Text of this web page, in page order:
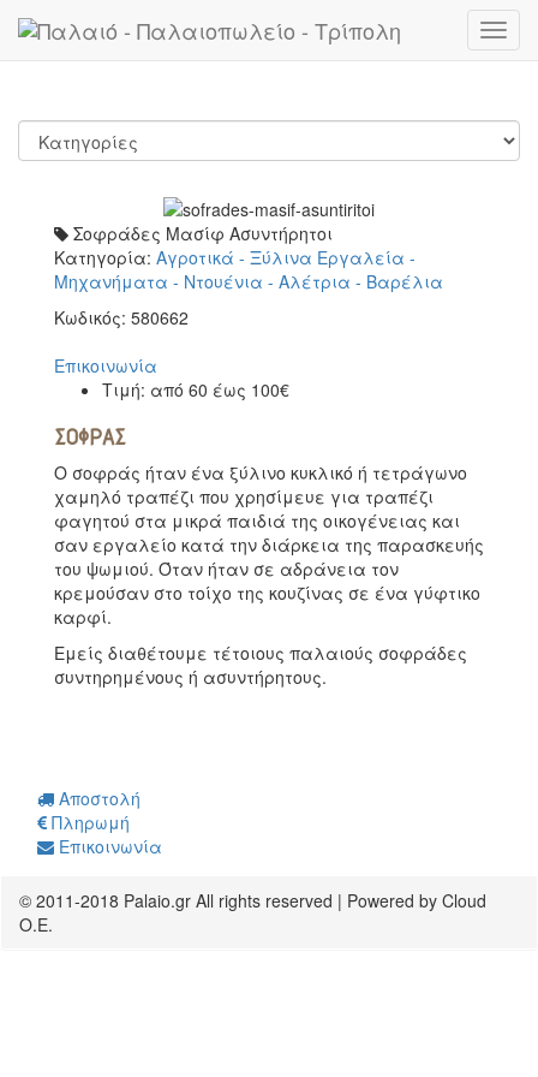
Σοφράδες Μασίφ Ασυντήρητοι
Κατηγορία: Αγροτικά - Ξύλινα Εργαλεία -
Μηχανήματα - Ντουένια - Αλέτρια - Βαρέλια
Κωδικός: 580662
Επικοινωνία
Τιμή: από 60 έως 100€
ΣΟΦΡΑΣ
Ο σοφράς ήταν ένα ξύλινο κυκλικό ή τετράγωνο
χαμηλό τραπέζι που χρησίμευε για τραπέζι
φαγητού στα μικρά παιδιά της οικογένειας και
σαν εργαλείο κατά την διάρκεια της παρασκευής
του ψωμιού. Όταν ήταν σε αδράνεια τον
κρεμούσαν στο τοίχο της κουζίνας σε ένα γύφτικο
καρφί.
Εμείς διαθέτουμε τέτοιους παλαιούς σοφράδες
συντηρημένους ή ασυντήρητους.
Αποστολή
Πληρωμή
Επικοινωνία
© 2011-2018 Palaio.gr All rights reserved | Powered by Cloud
O.E.